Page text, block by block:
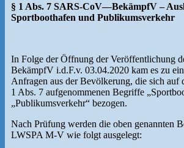
§ 1 Abs. 7 SARS-CoV—BekämpfV –
Sportboothafen und Publikumsverkehr
In Folge der Öffnung der Veröffentlichung
BekämpfV i.d.F.v. 03.04.2020 kam es zu
Anfragen aus der Bevölkerung, die sich auf
1 Abs. 7 aufgenommenen Begriffe
„Publikumsverkehr“ bezogen.
Nach Prüfung werden die oben genannten
LWSPA M-V wie folgt ausgelegt: